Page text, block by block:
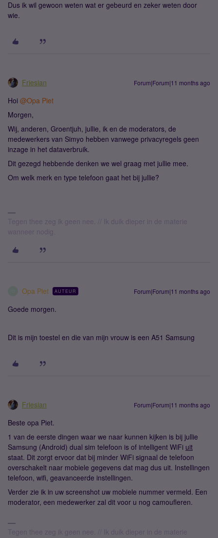
Dus ik wil gewoon weten wat er gebeurd en zeker weten door
wie.
Friesian Forum|Forum|11 months ago
Hoi ​ @Opa Piet
Morgen,
Wij, anderen, Groentjuh, jullie, ik en de moderators, de
medewerkers van Simyo hebben vanwege privacyregels geen
inzage in het dataverbruik.
Dit gezegd hebbende denken we wel graag met jullie mee.
Om welk merk en type telefoon gaat het bij jullie?
Tegen thee zeg ik geen nee. // Ik duik dieper in de materie
wanneer nodig.
Opa Piet AUTEUR Forum|Forum|11 months ago
Goede morgen.
Dit is mijn toestel en die van mijn vrouw is een A51 Samsung
Friesian Forum|Forum|11 months ago
Beste opa Piet.
1 van de eerste dingen waar we naar kunnen kijken is bij jullie
Samsung (Android) dual sim telefoon is of intelligent WiFi uit
staat. Dit zorgt ervoor dat bij minder WiFi signaal de telefoon
overschakelt naar mobiele gegevens dat mag dus uit. Instellingen
telefoon, wifi, geavanceerde instellingen.
Verder zie ik in uw screenshot uw mobiele nummer vermeld. Een
moderator, een medewerker zal dit voor u nog camoufleren.
Tegen thee zeg ik geen nee. // Ik duik dieper in de materie